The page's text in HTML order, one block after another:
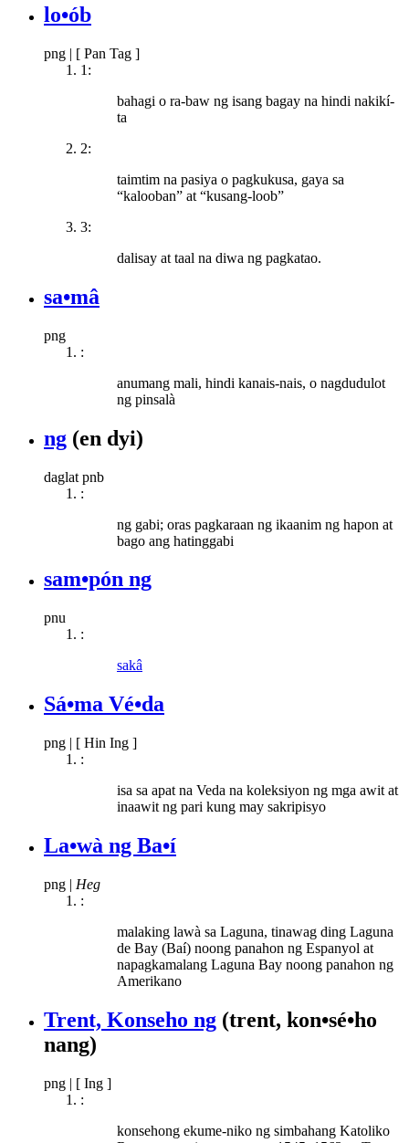
lo•ób
png | [ Pan Tag ]
1:
bahagi o ra-baw ng isang bagay na hindi nakikí-
ta
2:
taimtim na pasiya o pagkukusa, gaya sa
“kalooban” at “kusang-loob”
3:
dalisay at taal na diwa ng pagkatao.
sa•mâ
png
:
anumang mali, hindi kanais-nais, o nagdudulot
ng pinsalà
ng (en dyi)
daglat pnb
:
ng gabi; oras pagkaraan ng ikaanim ng hapon at
bago ang hatinggabi
sam•pón ng
pnu
:
sakâ
Sá•ma Vé•da
png | [ Hin Ing ]
:
isa sa apat na Veda na koleksiyon ng mga awit at
inaawit ng pari kung may sakripisyo
La•wà ng Ba•í
png | Heg
:
malaking lawà sa Laguna, tinawag ding Laguna
de Bay (Baí) noong panahon ng Espanyol at
napagkamalang Laguna Bay noong panahon ng
Amerikano
Trent, Konseho ng (trent, kon•sé•ho
nang)
png | [ Ing ]
:
konsehong ekume-niko ng simbahang Katoliko